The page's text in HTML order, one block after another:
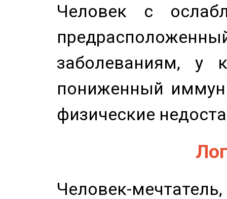
Человек с
заболеваниям, у
пониженный
физические
Человек-